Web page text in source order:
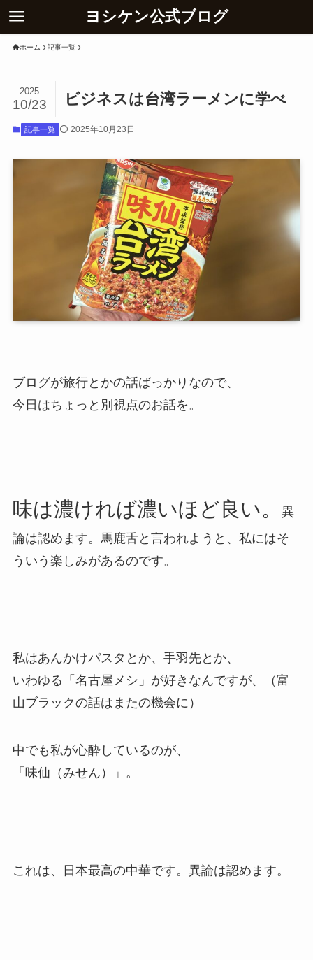
ヨシケン公式ブログ
ホーム 記事一覧
ビジネスは台湾ラーメンに学べ
2025
10/23
記事一覧 2025年10月23日
ブログが旅行とかの話ばっかりなので、
今日はちょっと別視点のお話を。
味は濃ければ濃いほど良い。
異
論は認めます。馬鹿舌と言われようと、私にはそ
ういう楽しみがあるのです。
私はあんかけパスタとか、手羽先とか、
いわゆる「名古屋メシ」が好きなんですが、（富
山ブラックの話はまたの機会に）
中でも私が心酔しているのが、
「味仙（みせん）」。
これは、日本最高の中華です。異論は認めます。